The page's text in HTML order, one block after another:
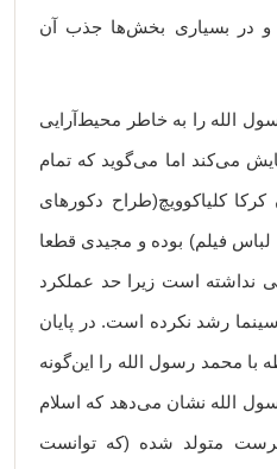
و در بسیاری بخش‌ها جذب آن
الله را به خاطر محیط‌آرایی
می‌کند اما می‌گوید که تمام
کرکا کلیاکوویچ(طراح دکورهای
لباس فیلم) بوده و مجیدی قطعا
نداشته است زیرا حد عملکرد
رشد نکرده است. در پایان
با محمد رسول الله را این‌گونه
الله نشان می‌دهد که اسلام
متولد شده (که توانست